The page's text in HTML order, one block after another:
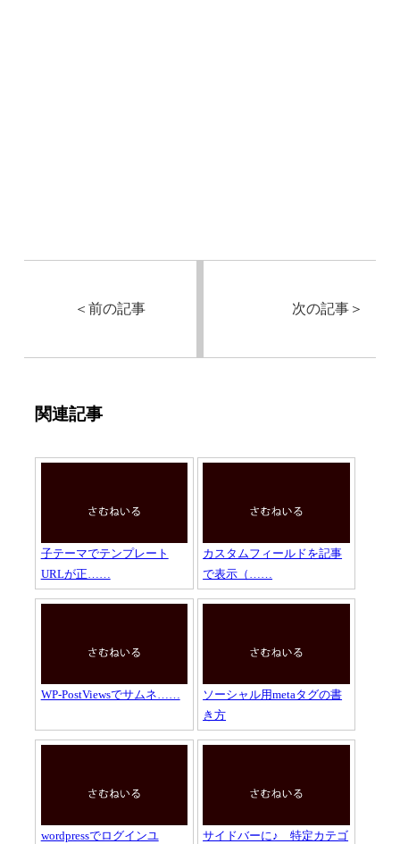
＜前の記事 次の記事 ＞
関連記事
子テーマでテンプレート
URLが正……
カスタムフィールドを記事
で表示（……
WP-PostViewsでサムネ……
ソーシャル用metaタグの書
き方
wordpressでログインユ サイドバーに♪ 特定カテゴ